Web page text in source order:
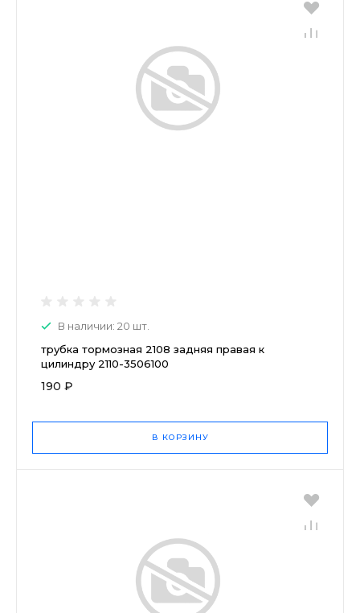
В наличии: 20 шт.
трубка тормозная 2108 задняя правая к
цилиндру 2110-3506100
190 ₽
В КОРЗИНУ